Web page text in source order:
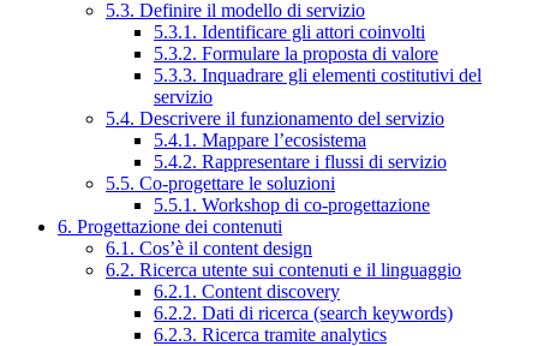
5.3. Definire il modello di servizio
5.3.1. Identificare gli attori coinvolti
5.3.2. Formulare la proposta di valore
5.3.3. Inquadrare gli elementi costitutivi del
servizio
5.4. Descrivere il funzionamento del servizio
5.4.1. Mappare l’ecosistema
5.4.2. Rappresentare i flussi di servizio
5.5. Co-progettare le soluzioni
5.5.1. Workshop di co-progettazione
6. Progettazione dei contenuti
6.1. Cos’è il content design
6.2. Ricerca utente sui contenuti e il linguaggio
6.2.1. Content discovery
6.2.2. Dati di ricerca (search keywords)
6.2.3. Ricerca tramite analytics